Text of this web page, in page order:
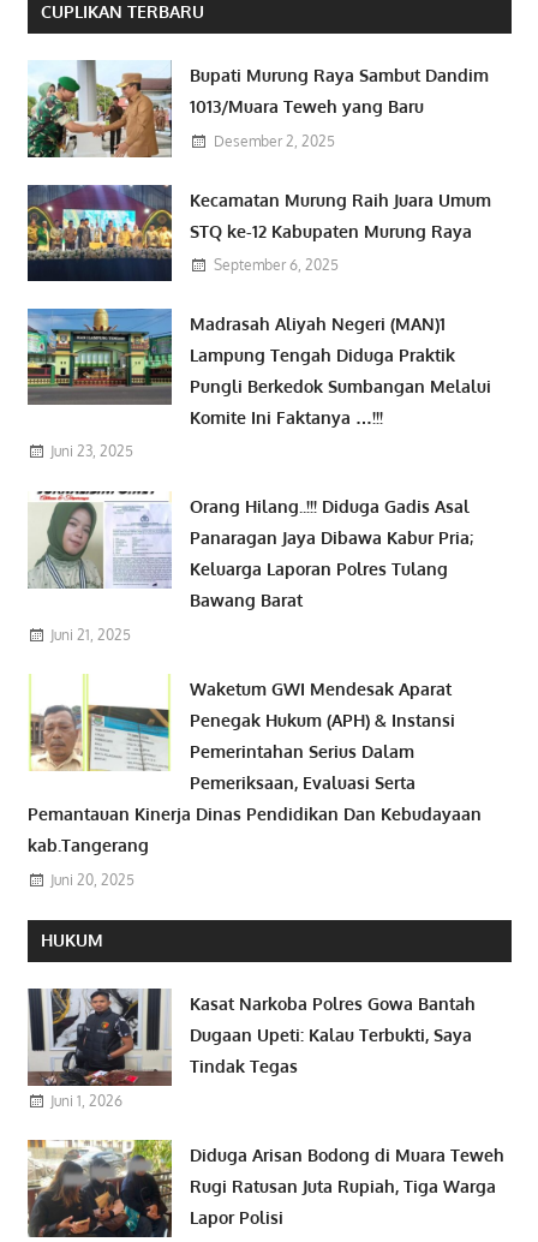
CUPLIKAN TERBARU
Bupati Murung Raya Sambut Dandim
1013/Muara Teweh yang Baru
Desember 2, 2025
Kecamatan Murung Raih Juara Umum
STQ ke-12 Kabupaten Murung Raya
September 6, 2025
Madrasah Aliyah Negeri (MAN)1
Lampung Tengah Diduga Praktik
Pungli Berkedok Sumbangan Melalui
Komite Ini Faktanya …!!!
Juni 23, 2025
Orang Hilang..!!! Diduga Gadis Asal
Panaragan Jaya Dibawa Kabur Pria;
Keluarga Laporan Polres Tulang
Bawang Barat
Juni 21, 2025
Waketum GWI Mendesak Aparat
Penegak Hukum (APH) & Instansi
Pemerintahan Serius Dalam
Pemeriksaan, Evaluasi Serta
Pemantauan Kinerja Dinas Pendidikan Dan Kebudayaan
kab.Tangerang
Juni 20, 2025
HUKUM
Kasat Narkoba Polres Gowa Bantah
Dugaan Upeti: Kalau Terbukti, Saya
Tindak Tegas
Juni 1, 2026
Diduga Arisan Bodong di Muara Teweh
Rugi Ratusan Juta Rupiah, Tiga Warga
Lapor Polisi